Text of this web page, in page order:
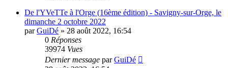
De l'YVeTTe à l'Orge (16ème édition) - Savigny-sur-Orge, le
dimanche 2 octobre 2022
parGuiDé » 28 août 2022, 16:54
0 Réponses
39974 Vues
Dernier message parGuiDé